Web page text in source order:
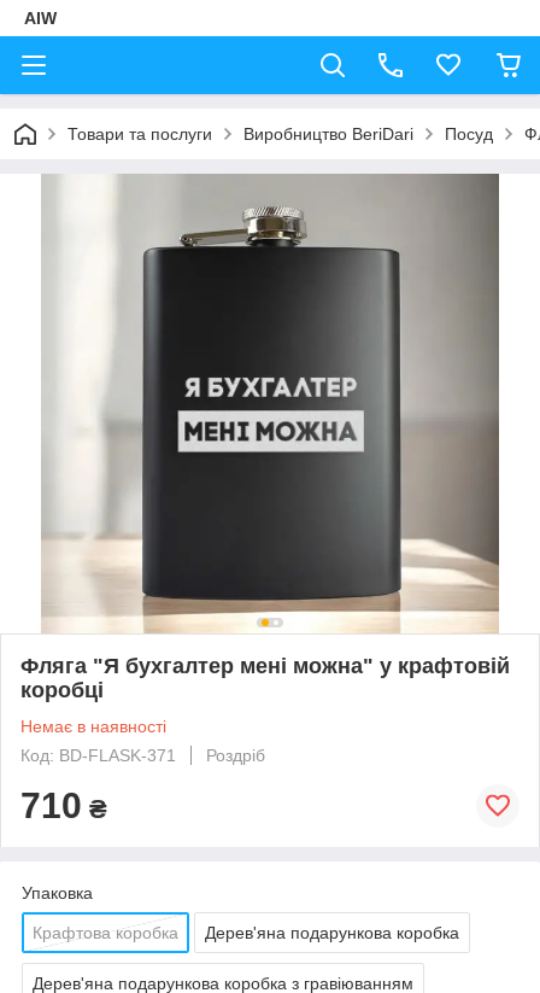
AIW
Товари та послуги Виробництво BeriDari Посуд
Фляга "Я бухгалтер мені можна" у крафтовій
коробці
Немає в наявності
Код: BD-FLASK-371
Роздріб
710 ₴
Упаковка
Крафтова коробка Дерев'яна подарункова коробка
Дерев'яна подарункова коробка з гравіюванням